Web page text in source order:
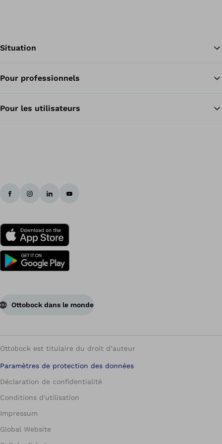
Situation
Pour professionnels
Pour les utilisateurs
Ottobock dans le monde
Ottobock est titulaire du droit d’auteur
Paramètres de protection des données
Déclaration de confidentialité
Conditions d'utilisation
Impressum
Global Website